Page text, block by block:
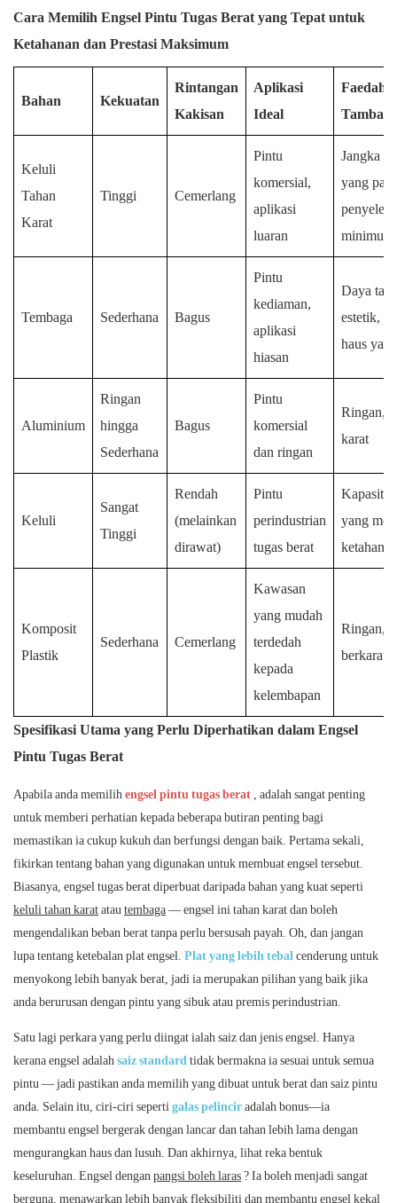
Cara Memilih Engsel Pintu Tugas Berat yang Tepat untuk
Ketahanan dan Prestasi Maksimum
Bahan Kekuatan
Rintangan
Kakisan
Aplikasi
Ideal
Faedah
Keluli
Tahan
Karat
Tinggi Cemerlang
Pintu
komersial,
aplikasi
luaran
Jangka
yang
minimum
Tembaga Sederhana Bagus
Pintu
kediaman,
aplikasi
hiasan
Daya
estetik,
haus
Aluminium
Ringan
hingga
Sederhana
Bagus
Pintu
komersial
dan ringan
Ringan,
karat
Keluli
Sangat
Tinggi
Rendah
(melainkan
dirawat)
Pintu
perindustrian
tugas berat
Kapasiti
yang
ketahanan
Komposit
Plastik
Sederhana Cemerlang
Kawasan
yang mudah
terdedah
kepada
kelembapan
Ringan,
berkarat
Spesifikasi Utama yang Perlu Diperhatikan dalam Engsel
Pintu Tugas Berat
Apabila anda memilihengsel pintu tugas berat , adalah sangat penting
untuk memberi perhatian kepada beberapa butiran penting bagi
memastikan ia cukup kukuh dan berfungsi dengan baik. Pertama sekali,
fikirkan tentang bahan yang digunakan untuk membuat engsel tersebut.
Biasanya, engsel tugas berat diperbuat daripada bahan yang kuat seperti
keluli tahan karatatautembaga— engsel ini tahan karat dan boleh
mengendalikan beban berat tanpa perlu bersusah payah. Oh, dan jangan
lupa tentang ketebalan plat engsel. Plat yang lebih tebalcenderung untuk
menyokong lebih banyak berat, jadi ia merupakan pilihan yang baik jika
anda berurusan dengan pintu yang sibuk atau premis perindustrian.
Satu lagi perkara yang perlu diingat ialah saiz dan jenis engsel. Hanya
kerana engsel adalahsaiz standardtidak bermakna ia sesuai untuk semua
pintu — jadi pastikan anda memilih yang dibuat untuk berat dan saiz pintu
anda. Selain itu, ciri-ciri sepertigalas pelinciradalah bonus—ia
membantu engsel bergerak dengan lancar dan tahan lebih lama dengan
mengurangkan haus dan lusuh. Dan akhirnya, lihat reka bentuk
keseluruhan. Engsel denganpangsi boleh laras? Ia boleh menjadi sangat
berguna, menawarkan lebih banyak fleksibiliti dan membantu engsel kekal